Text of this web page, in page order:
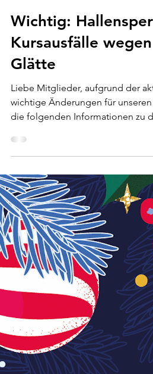
8. Jan. 1 Min. Lesezeit
Wichtig:
Kursausfälle
Glätte
Liebe Mitglieder, aufgrund der
wichtige Änderungen für
die folgenden Informationen zu
unserem Vereinshaus: A)
durch die Stadt) Der Hamburger
informiert, dass alle Hamburger
Nachmittag geschlossen